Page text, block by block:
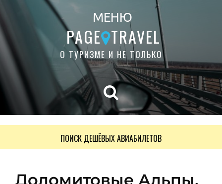
МЕНЮ
PAGE TRAVEL
О ТУРИЗМЕ И НЕ ТОЛЬКО
ПОИСК ДЕШЁВЫХ АВИАБИЛЕТОВ
Доломитовые Альпы,